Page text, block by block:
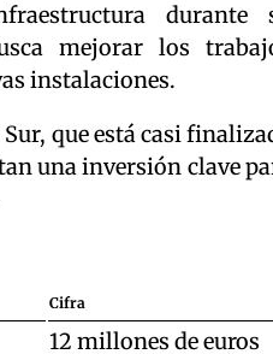
durante
mejorar los
instalaciones.
que está casi
una inversión clave
Cifra
12 millones de euros